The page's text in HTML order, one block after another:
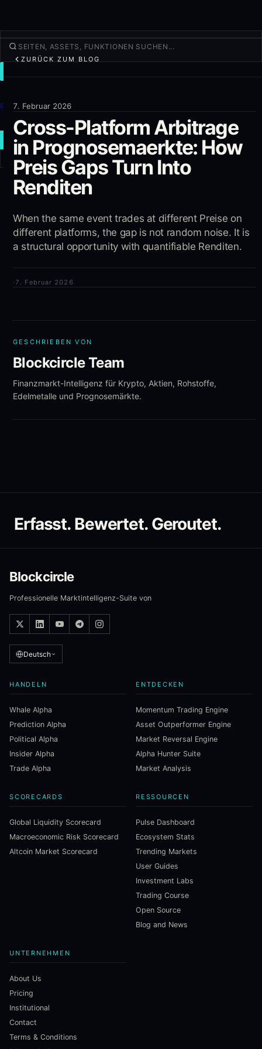
Produkte
Mehr
NEUER TRADE
Anmelden REGISTRIEREN
ZURÜCK ZUM BLOG
7. Februar 2026
Cross-Platform Arbitrage
in Prognosemaerkte: How
Preis Gaps Turn Into
Renditen
When the same event trades at different Preise on
different platforms, the gap is not random noise. It is
a structural opportunity with quantifiable Renditen.
· 7. Februar 2026
GESCHRIEBEN VON
Blockcircle Team
Finanzmarkt-Intelligenz für Krypto, Aktien, Rohstoffe,
Edelmetalle und Prognosemärkte.
Erfasst. Bewertet. Geroutet.
Blockcircle
Professionelle Marktintelligenz-Suite von
Deutsch
HANDELN
Whale Alpha
Prediction Alpha
Political Alpha
Insider Alpha
Trade Alpha
ENTDECKEN
Momentum Trading Engine
Asset Outperformer Engine
Market Reversal Engine
Alpha Hunter Suite
Market Analysis
SCORECARDS
Global Liquidity Scorecard
Macroeconomic Risk Scorecard
Altcoin Market Scorecard
RESSOURCEN
Pulse Dashboard
Ecosystem Stats
Trending Markets
User Guides
Investment Labs
Trading Course
Open Source
Blog and News
UNTERNEHMEN
About Us
Pricing
Institutional
Contact
Terms & Conditions